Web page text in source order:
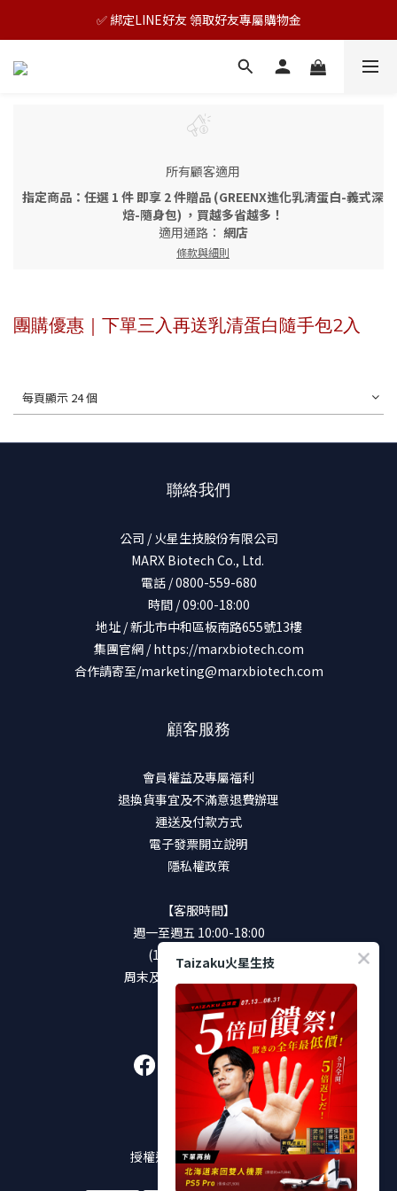
🎊TAIZAKU品牌慶：5倍回饋祭｜全年最優惠！
✅ 綁定LINE好友 領取好友專屬購物金
🎊TAIZAKU品牌慶：5倍回饋祭｜全年最優惠！
所有顧客適用
指定商品：任選 1 件 即享 2 件贈品 (GREENX進化乳清蛋白-義式深
焙-隨身包) ，買越多省越多！
適用通路： 網店
條款與細則
團購優惠｜下單三入再送乳清蛋白隨手包2入
每頁顯示 24 個
聯絡我們
公司 / 火星生技股份有限公司
MARX Biotech Co., Ltd.
電話 / 0800-559-680
時間 / 09:00-18:00
地址 / 新北市中和區板南路655號13樓
集團官網 /https://marxbiotech.com
合作請寄至/marketing@marxbiotech.com
顧客服務
會員權益及專屬福利
退換貨事宜及不滿意退費辦理
運送及付款方式
電子發票開立說明
隱私權政策
【客服時間】
週一至週五 10:00-18:00
(12:00-13:00休息)
周末及國定假日將暫停服務
加入好友
販售通路
授權通路及實體販售店點
Taizaku火星生技